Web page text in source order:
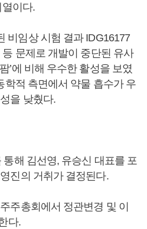
이다.
비임상 시험 결과 IDG16177
문제로 개발이 중단된 유사
’에 비해 우수한 활성을 보였
학적 측면에서 약물 흡수가 우
을 낮췄다.
해 김선영, 유승신 대표를 포
진의 거취가 결정된다.
주총회에서 정관변경 및 이
다.